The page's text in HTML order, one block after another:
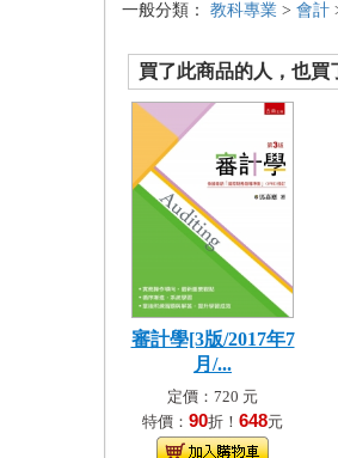
一般分類： 教科專業 > 會計
買了此商品的人，也買
審計學[3版/2017年7
月/...
定價：720 元
特價： 90折！ 648元